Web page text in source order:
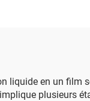
liquide en un film
plusieurs